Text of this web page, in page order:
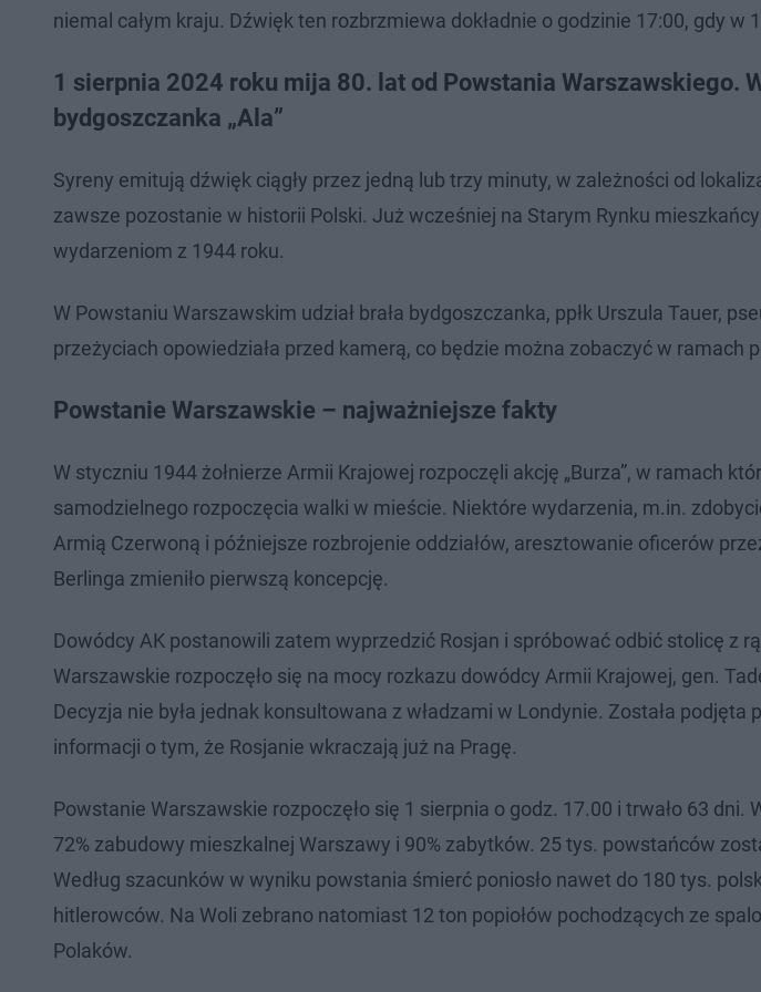
niemal całym kraju. Dźwięk ten rozbrzmiewa dokładnie o godzinie 17:00, gdy w
1 sierpnia 2024 roku mija 80. lat od Powstania Warszawskiego.
bydgoszczanka „Ala”
Syreny emitują dźwięk ciągły przez jedną lub trzy minuty, w zależności od
zawsze pozostanie w historii Polski. Już wcześniej na Starym Rynku
wydarzeniom z 1944 roku.
W Powstaniu Warszawskim udział brała bydgoszczanka, ppłk Urszula Tauer,
przeżyciach opowiedziała przed kamerą, co będzie można zobaczyć w ramach
Powstanie Warszawskie – najważniejsze fakty
W styczniu 1944 żołnierze Armii Krajowej rozpoczęli akcję „Burza”, w ramach
samodzielnego rozpoczęcia walki w mieście. Niektóre wydarzenia, m.in.
Armią Czerwoną i późniejsze rozbrojenie oddziałów, aresztowanie oficerów
Berlinga zmieniło pierwszą koncepcję.
Dowódcy AK postanowili zatem wyprzedzić Rosjan i spróbować odbić stolicę z
Warszawskie rozpoczęło się na mocy rozkazu dowódcy Armii Krajowej, gen.
Decyzja nie była jednak konsultowana z władzami w Londynie. Została podjęta
informacji o tym, że Rosjanie wkraczają już na Pragę.
Powstanie Warszawskie rozpoczęło się 1 sierpnia o godz. 17.00 i trwało 63 dni.
72% zabudowy mieszkalnej Warszawy i 90% zabytków. 25 tys. powstańców
Według szacunków w wyniku powstania śmierć poniosło nawet do 180 tys.
hitlerowców. Na Woli zebrano natomiast 12 ton popiołów pochodzących ze
Polaków.